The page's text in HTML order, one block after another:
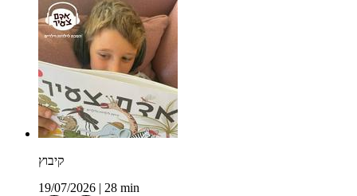
קיבוץ
19/07/2026
28 min